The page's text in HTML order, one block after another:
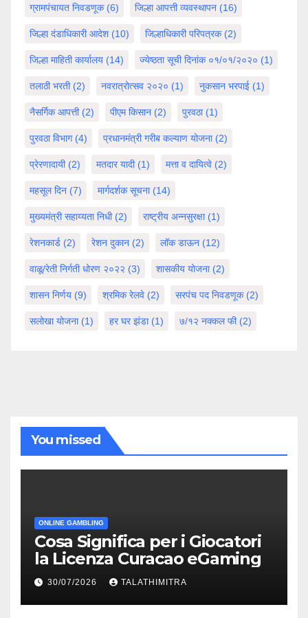
ग्रामपंचायत निवडणूक(6) जिल्हा आपत्ती व्यवस्थापन (16)
जिल्हा दंडाधिकारी आदेश (10) जिल्हाधिकारी परिपत्रक(2)
जिल्हा माहिती कार्यालय (14) ज्येष्ठता सूची दिनांक ०१/०१/२०२० (1)
तलाठी भरती(2) नवरात्रोत्सव २०२० (1) नुकसान भरपाई (1)
नैसर्गिक आपत्ती(2) पीएम किसान (2) पुरवठा(1)
पुरवठा विभाग(4) प्रधानमंत्री गरीब कल्याण योजना(2)
प्रेरणादायी(2) मतदार यादी(1) मत्ता व दायित्वे (2)
महसूल दिन (7) मार्गदर्शक सूचना(14)
मुख्यमंत्री सहाय्यता निधी(2) राष्ट्रीय अन्नसुरक्षा(1)
रेशनकार्ड (2) रेशन दुकान (2) लॉक डाऊन (12)
वाळू/रेती निर्गती धोरण २०२२ (3) शासकीय योजना(2)
शासन निर्णय (9) श्रमिक रेलवे (2) सरपंच पद निवडणूक(2)
सलोखा योजना(1) हर घर झंडा(1) ७/१२ नक्कल फी(2)
You missed
ONLINE GAMBLING
Cosa Significa per i Giocatori
la Licenza Curacao eGaming
30/07/2026 TALATHIMITRA